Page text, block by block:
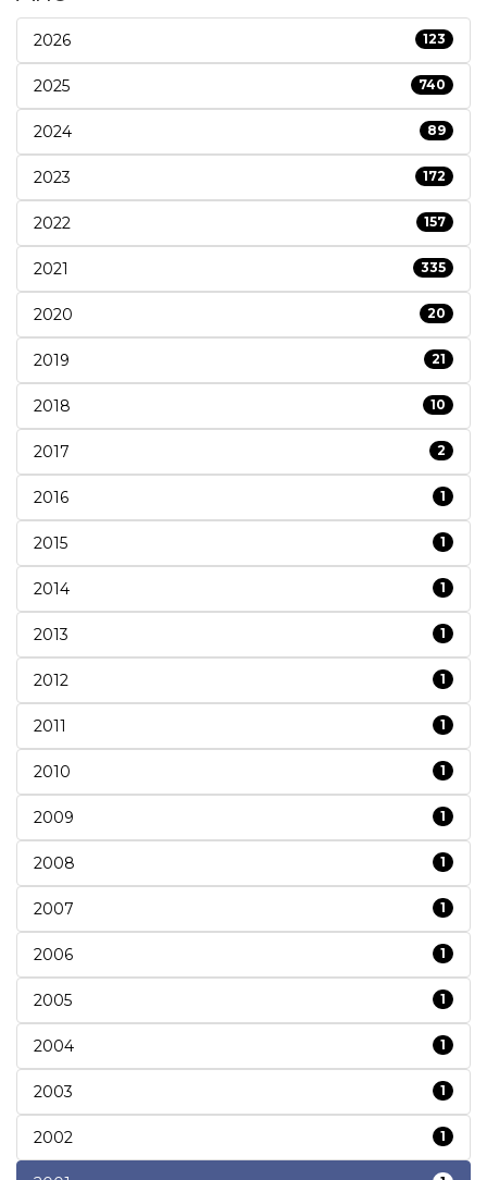
2026 123
2025 740
2024 89
2023 172
2022 157
2021 335
2020 20
2019 21
2018 10
2017 2
2016 1
2015 1
2014 1
2013 1
2012 1
2011 1
2010 1
2009 1
2008 1
2007 1
2006 1
2005 1
2004 1
2003 1
2002 1